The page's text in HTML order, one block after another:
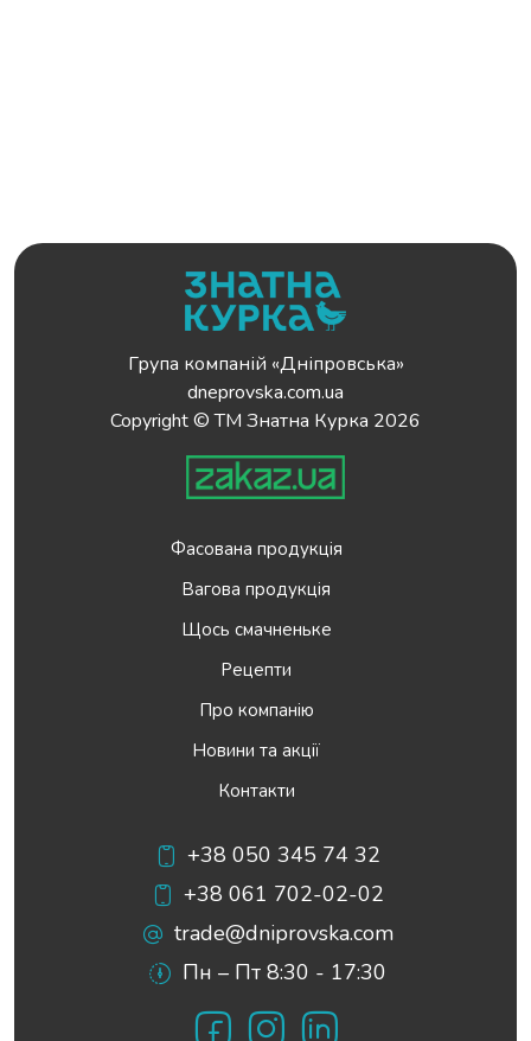
Група компаній «Дніпровська»
dneprovska.com.ua
Copyright © ТМ Знатна Курка 2026
Фасована продукція
Вагова продукція
Щось смачненьке
Рецепти
Про компанію
Новини та акції
Контакти
+38 050 345 74 32
+38 061 702-02-02
trade@dniprovska.com
Пн – Пт 8:30 - 17:30